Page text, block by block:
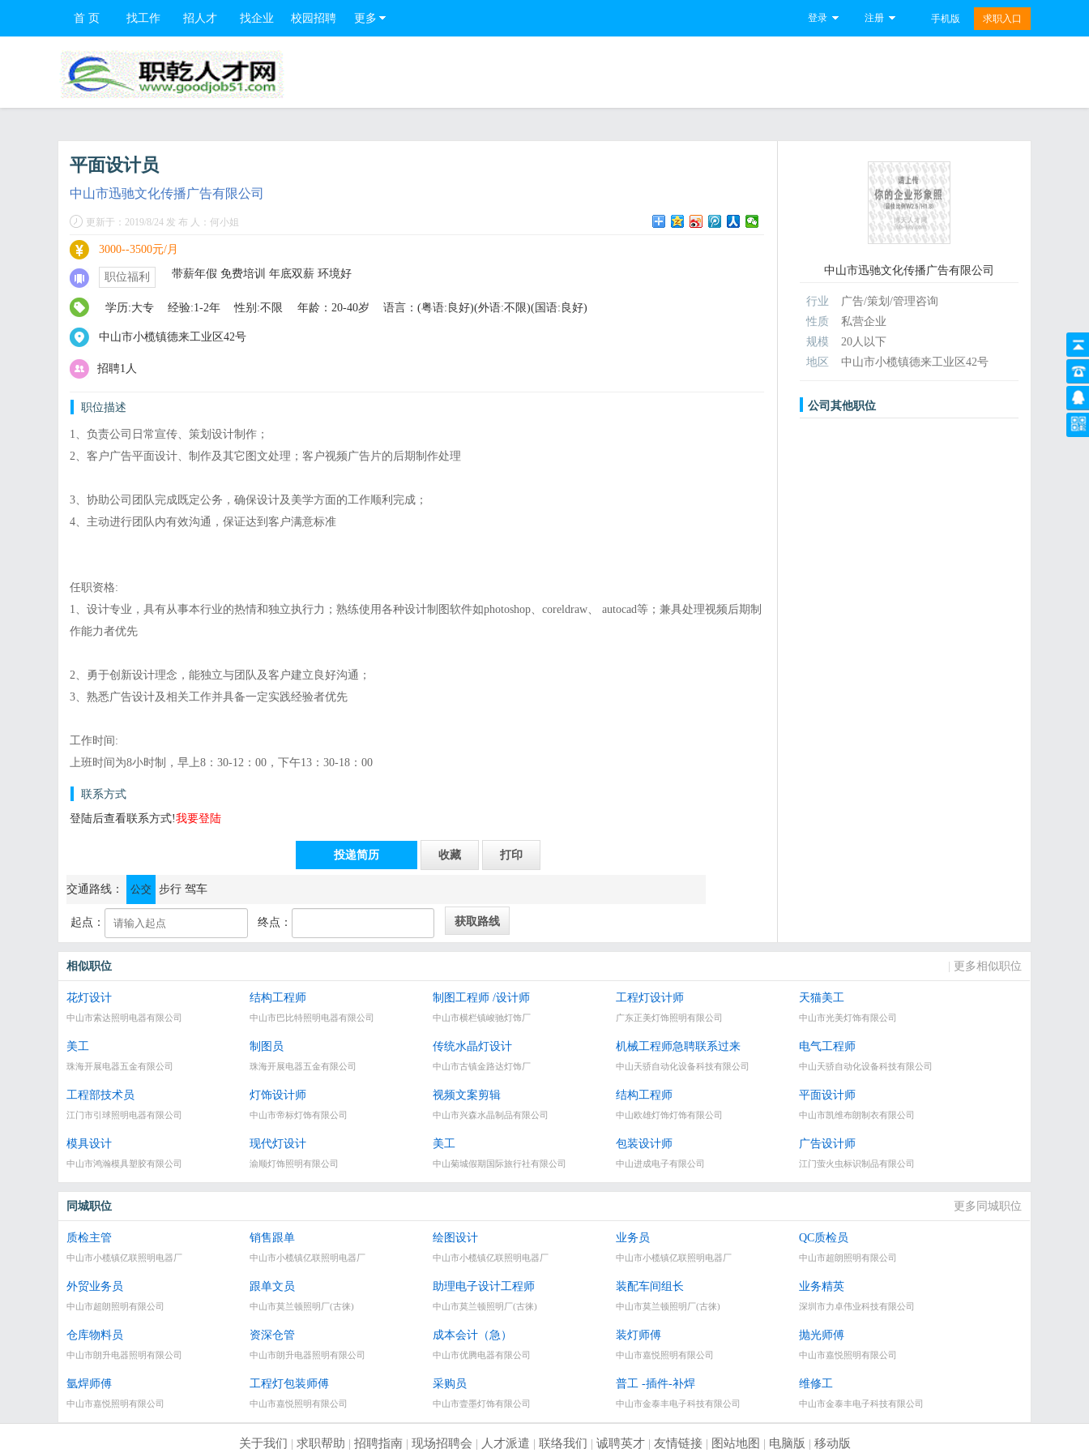
首 页 找工作 招人才 找企业 校园招聘 更多 手机版 求职入口
注册
登录
平面设计员
中山市迅驰文化传播广告有限公司
更新于：2019/8/24 发 布 人：何小姐
3000--3500元/月
职位福利 带薪年假 免费培训 年底双薪 环境好
学历:大专 经验:1-2年 性别:不限 年龄：20-40岁 语言：(粤语:良好)(外语:不限)(国语:良好)
中山市小榄镇德来工业区42号
招聘1人
职位描述
1、负责公司日常宣传、策划设计制作；
2、客户广告平面设计、制作及其它图文处理；客户视频广告片的后期制作处理
3、协助公司团队完成既定公务，确保设计及美学方面的工作顺利完成；
4、主动进行团队内有效沟通，保证达到客户满意标准
任职资格:
1、设计专业，具有从事本行业的热情和独立执行力；熟练使用各种设计制图软件如photoshop、coreldraw、 autocad等；兼具处理视频后期制
作能力者优先
2、勇于创新设计理念，能独立与团队及客户建立良好沟通；
3、熟悉广告设计及相关工作并具备一定实践经验者优先
工作时间:
上班时间为8小时制，早上8：30-12：00，下午13：30-18：00
联系方式
登陆后查看联系方式!我要登陆
投递简历 收藏 打印
通讯地址：中山市小榄镇德来工业区42号
交通路线： 公交 步行 驾车
起点： 终点：
中山市迅驰文化传播广告有限公司
行业
广告/策划/管理咨询
性质
私营企业
规模
20人以下
地区
中山市小榄镇德来工业区42号
公司其他职位
相似职位 | 更多相似职位
花灯设计
中山市索达照明电器有限公司
结构工程师
中山市巴比特照明电器有限公司
制图工程师 /设计师
中山市横栏镇峻驰灯饰厂
工程灯设计师
广东正美灯饰照明有限公司
天猫美工
中山市光美灯饰有限公司
美工
珠海开展电器五金有限公司
制图员
珠海开展电器五金有限公司
传统水晶灯设计
中山市古镇金路达灯饰厂
机械工程师急聘联系过来
中山天骄自动化设备科技有限公司
电气工程师
中山天骄自动化设备科技有限公司
工程部技术员
江门市引球照明电器有限公司
灯饰设计师
中山市帝标灯饰有限公司
视频文案剪辑
中山市兴森水晶制品有限公司
结构工程师
中山欧雄灯饰灯饰有限公司
平面设计师
中山市凯维布朗制衣有限公司
模具设计
中山市鸿瀚模具塑胶有限公司
现代灯设计
渝顺灯饰照明有限公司
美工
中山菊城假期国际旅行社有限公司
包装设计师
中山进成电子有限公司
广告设计师
江门萤火虫标识制品有限公司
同城职位 更多同城职位
质检主管
中山市小榄镇亿联照明电器厂
销售跟单
中山市小榄镇亿联照明电器厂
绘图设计
中山市小榄镇亿联照明电器厂
业务员
中山市小榄镇亿联照明电器厂
QC质检员
中山市超朗照明有限公司
外贸业务员
中山市超朗照明有限公司
跟单文员
中山市莫兰顿照明厂(古徕)
助理电子设计工程师
中山市莫兰顿照明厂(古徕)
装配车间组长
中山市莫兰顿照明厂(古徕)
业务精英
深圳市力卓伟业科技有限公司
仓库物料员
中山市朗升电器照明有限公司
资深仓管
中山市朗升电器照明有限公司
成本会计（急）
中山市优腾电器有限公司
装灯师傅
中山市嘉悦照明有限公司
抛光师傅
中山市嘉悦照明有限公司
氩焊师傅
中山市嘉悦照明有限公司
工程灯包装师傅
中山市嘉悦照明有限公司
采购员
中山市壹墨灯饰有限公司
普工 -插件-补焊
中山市金泰丰电子科技有限公司
维修工
中山市金泰丰电子科技有限公司
关于我们 | 求职帮助 | 招聘指南| 现场招聘会 | 人才派遣 | 联络我们 | 诚聘英才| 友情链接 | 图站地图 | 电脑版 | 移动版